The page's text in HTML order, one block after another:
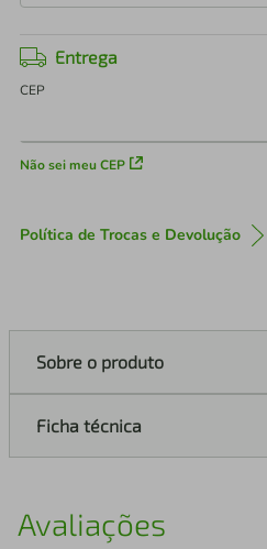
Entrega
CEP
Não sei meu CEP
Política de Trocas e Devolução
Sobre o produto
Ficha técnica
Avaliações